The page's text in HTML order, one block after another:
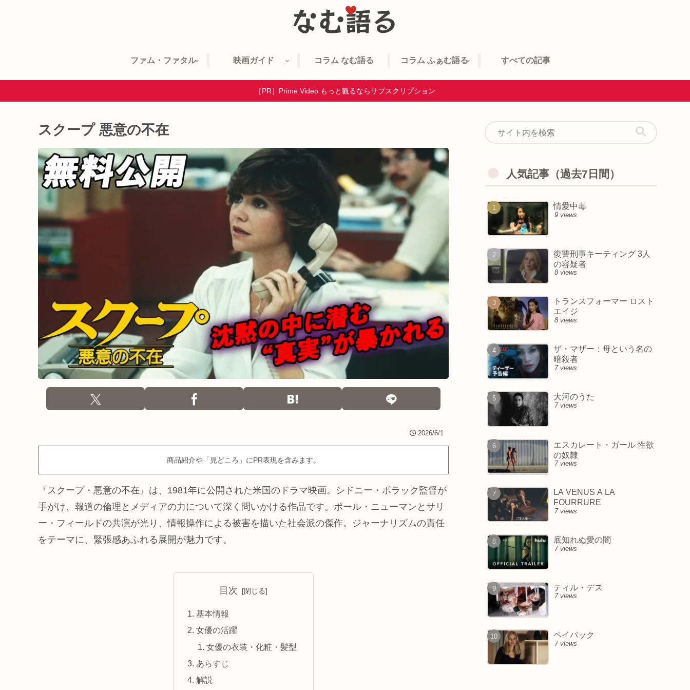
ファム・ファタル 映画ガイド コラム なむ語る コラム ふぁむ語る すべての記事
［PR］Prime Video もっと観るならサブスクリプション
スクープ 悪意の不在
2026/6/1
商品紹介や「見どころ」にPR表現を含みます。
『スクープ・悪意の不在』は、1981年に公開された米国のドラマ映画。シドニー・ポラック監督が
手がけ、報道の倫理とメディアの力について深く問いかける作品です。ポール・ニューマンとサリ
ー・フィールドの共演が光り、情報操作による被害を描いた社会派の傑作。ジャーナリズムの責任
をテーマに、緊張感あふれる展開が魅力です。
目次
基本情報
女優の活躍
女優の衣装・化粧・髪型
あらすじ
解説
人気記事（過去7日間）
情愛中毒
9 views
復讐刑事キーティング 3人
の容疑者
8 views
トランスフォーマー ロスト
エイジ
8 views
ザ・マザー：母という名の
暗殺者
7 views
大河のうた
7 views
エスカレート・ガール 性欲
の奴隷
7 views
LA VENUS A LA
FOURRURE
7 views
底知れぬ愛の闇
7 views
ティル・デス
7 views
ペイバック
7 views